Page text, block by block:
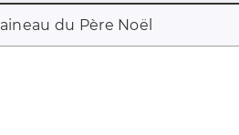
du Père Noël